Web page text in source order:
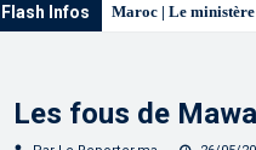
Flash Infos La voie express Tizni
Les fous de